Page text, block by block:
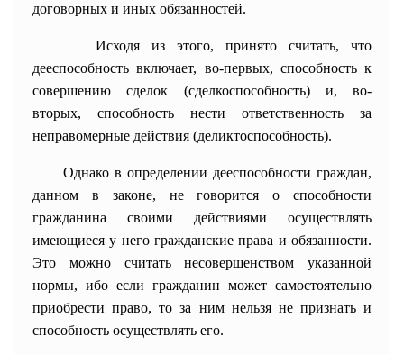
договорных и иных обязанностей.
Исходя из этого, принято считать, что
дееспособность включает, во-первых, способность к
совершению сделок (сделкоспособность) и, во-
вторых, способность нести ответственность за
неправомерные действия (деликтоспособность).
Однако в определении дееспособности граждан,
данном в законе, не говорится о способности
гражданина своими действиями осуществлять
имеющиеся у него гражданские права и обязанности.
Это можно считать несовершенством указанной
нормы, ибо если гражданин может самостоятельно
приобрести право, то за ним нельзя не признать и
способность осуществлять его.